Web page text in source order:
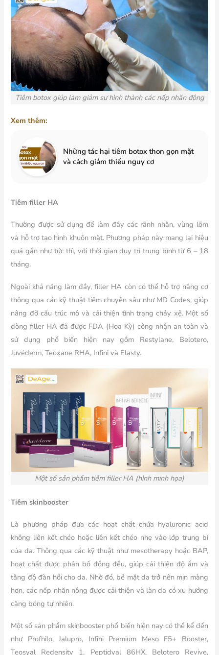
Tiêm botox giúp làm giảm sự hình thành các nếp nhăn động
Xem thêm:
Những tác hại tiêm botox thon gọn mặt
và cách giảm thiểu nguy cơ
Tiêm filler HA
Thường được sử dụng để làm đầy các rãnh nhăn, vùng lõm
và hỗ trợ tạo hình khuôn mặt. Phương pháp này mang lại hiệu
quả gần như tức thì, với thời gian duy trì trung bình từ 6 – 18
tháng.
Ngoài khả năng làm đầy, filler HA còn có thể hỗ trợ nâng cơ
thông qua các kỹ thuật tiêm chuyên sâu như MD Codes, giúp
nâng đỡ cấu trúc mô và cải thiện tình trạng chảy xệ. Một số
dòng filler HA đã được FDA (Hoa Kỳ) công nhận an toàn và
sử dụng phổ biến hiện nay gồm Restylane, Belotero,
Juvéderm, Teoxane RHA, Infini và Elasty.
Một số sản phẩm tiêm filler HA (hình minh họa)
Tiêm skinbooster
Là phương pháp đưa các hoạt chất chứa hyaluronic acid
không liên kết chéo hoặc liên kết chéo nhẹ vào lớp trung bì
của da. Thông qua các kỹ thuật như mesotherapy hoặc BAP,
hoạt chất được phân bố đồng đều, giúp cải thiện độ ẩm và
tăng độ đàn hồi cho da. Nhờ đó, bề mặt da trở nên mịn màng
hơn, các nếp nhăn nông được cải thiện và làn da có xu hướng
căng bóng tự nhiên.
Một số sản phẩm skinbooster phổ biến hiện nay có thể kể đến
như Profhilo, Jalupro, Infini Premium Meso F5+ Booster,
Teosyal Redensity 1, Peptidyal 86HX, Belotero Revive,